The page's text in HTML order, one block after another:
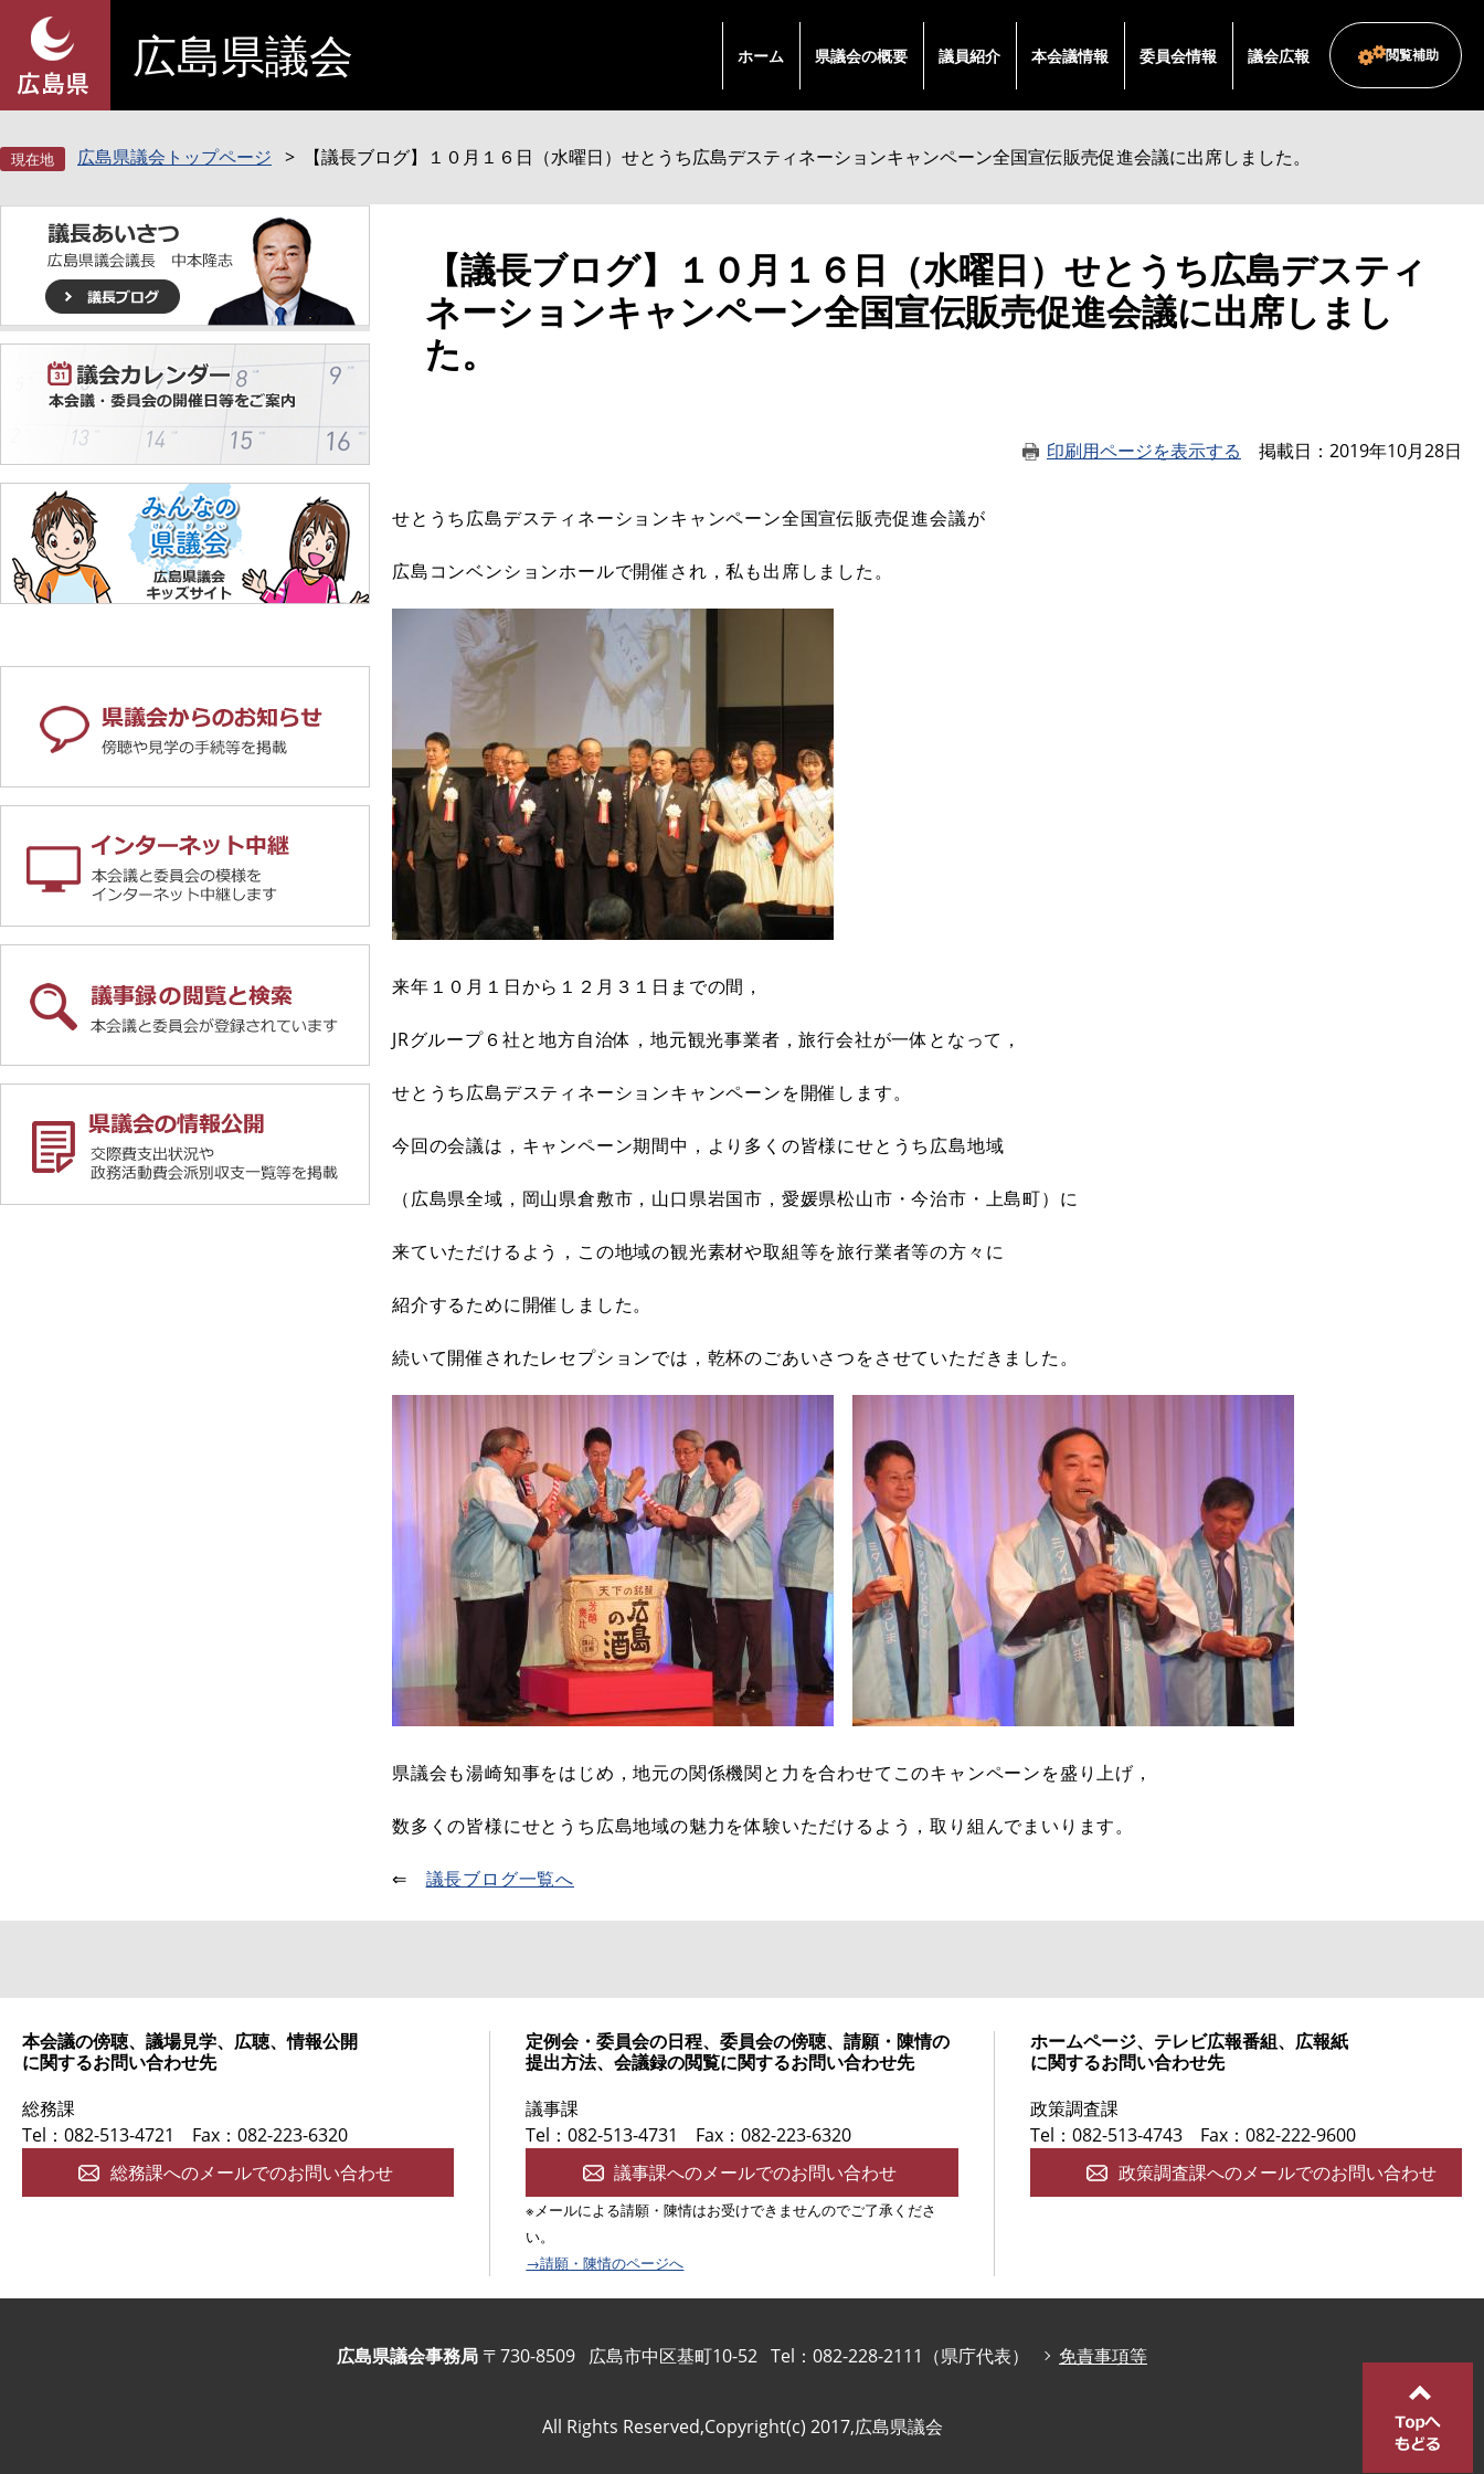
頭
で
飛
ば
広島県議会 ホーム 県議会の概要 議員紹介 本会議情報 委員会情報 議会広報 閲覧補助
広島県議会トップページ 【議長ブログ】１０月１６日（水曜日）せとうち広島デスティネーションキャンペーン全国宣伝販売促進会議に出席しました。
【議長ブログ】１０月１６日（水曜日）せとうち広島デスティ
ネーションキャンペーン全国宣伝販売促進会議に出席しまし
た。
印刷用ページを表示する 掲載日 2019年10月28日
せとうち広島デスティネーションキャンペーン全国宣伝販売促進会議が
広島コンベンションホールで開催され，私も出席しました。
来年１０月１日から１２月３１日までの間，
JRグループ６社と地方自治体，地元観光事業者，旅行会社が一体となって，
せとうち広島デスティネーションキャンペーンを開催します。
今回の会議は，キャンペーン期間中，より多くの皆様にせとうち広島地域
（広島県全域，岡山県倉敷市，山口県岩国市，愛媛県松山市・今治市・上島町）に
来ていただけるよう，この地域の観光素材や取組等を旅行業者等の方々に
紹介するために開催しました。
続いて開催されたレセプションでは，乾杯のごあいさつをさせていただきました。
県議会も湯崎知事をはじめ，地元の関係機関と力を合わせてこのキャンペーンを盛り上げ，
数多くの皆様にせとうち広島地域の魅力を体験いただけるよう，取り組んでまいります。
⇐ 議長ブログ一覧へ
本会議の傍聴、議場見学、広聴、情報公開
に関するお問い合わせ先
総務課
Tel：082-513-4721
Fax：082-223-6320
総務課へのメールでのお問い合わせ
定例会・委員会の日程、委員会の傍聴、請願・陳情の
提出方法、会議録の閲覧に関するお問い合わせ先
議事課
Tel：082-513-4731
Fax：082-223-6320
議事課へのメールでのお問い合わせ
※メールによる請願・陳情はお受けできませんのでご了承くださ
い。
→請願・陳情のページへ
ホームページ、テレビ広報番組、広報紙
に関するお問い合わせ先
政策調査課
Tel：082-513-4743
Fax：082-222-9600
政策調査課へのメールでのお問い合わせ
広島県議会事務局 〒730-8509 広島市中区基町10-52 Tel：082-228-2111（県庁代表） 免責事項等
All Rights Reserved,Copyright(c) 2017,広島県議会